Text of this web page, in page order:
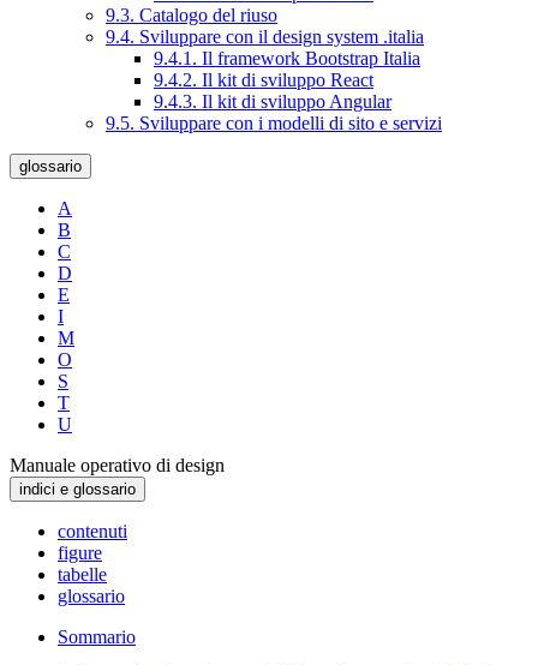
9.3. Catalogo del riuso
9.4. Sviluppare con il design system .italia
9.4.1. Il framework Bootstrap Italia
9.4.2. Il kit di sviluppo React
9.4.3. Il kit di sviluppo Angular
9.5. Sviluppare con i modelli di sito e servizi
glossario
A
B
C
D
E
I
M
O
S
T
U
Manuale operativo di design
indici e glossario
contenuti
figure
tabelle
glossario
Sommario